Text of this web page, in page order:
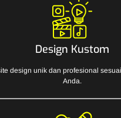
Design Kustom
design unik dan profesional
Anda.